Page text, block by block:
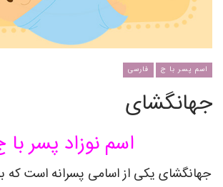
اسم پسر با ج فارسی
جهانگشای
اسم نوزاد پسر با
جهانگشای یکی از اسامی پسرانه است که